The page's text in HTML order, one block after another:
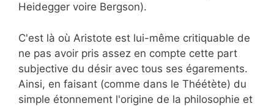
Heidegger voire Bergson).
C'est là où Aristote est lui-même critiquable de
ne pas avoir pris assez en compte cette part
subjective du désir avec tous ses égarements.
Ainsi, en faisant (comme dans le Théétète) du
simple étonnement l'origine de la philosophie et